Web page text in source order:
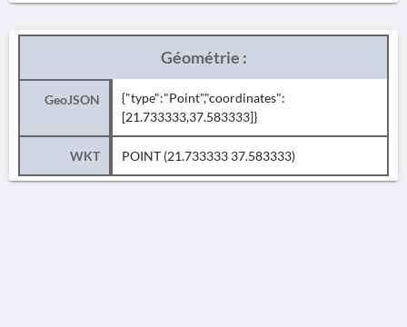
Géométrie :
GeoJSON
{"type":"Point","coordinates":
[21.733333,37.583333]}
WKT POINT (21.733333 37.583333)